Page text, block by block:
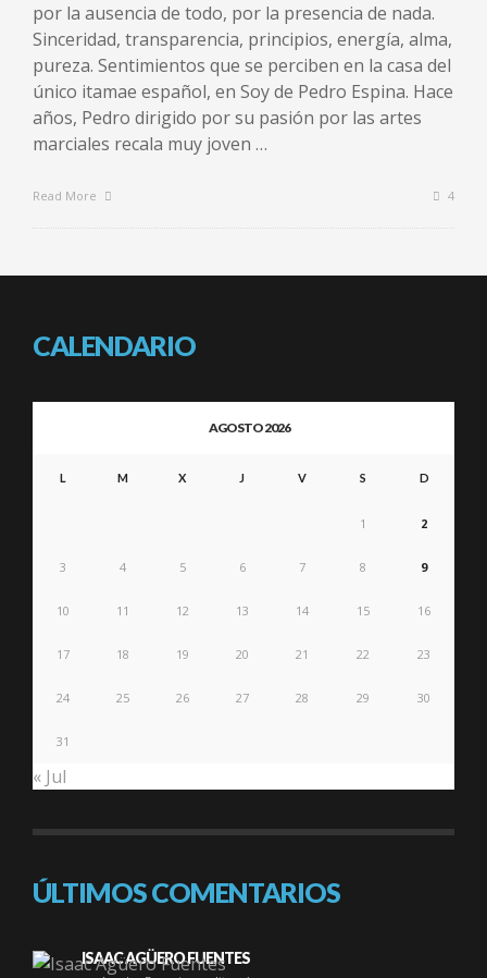
por la ausencia de todo, por la presencia de nada.
Sinceridad, transparencia, principios, energía, alma,
pureza. Sentimientos que se perciben en la casa del
único itamae español, en Soy de Pedro Espina. Hace
años, Pedro dirigido por su pasión por las artes
marciales recala muy joven …
Read More 4
CALENDARIO
AGOSTO 2026
L M X J V S D
1 2
3 4 5 6 7 8 9
10 11 12 13 14 15 16
17 18 19 20 21 22 23
24 25 26 27 28 29 30
31
« Jul
ÚLTIMOS COMENTARIOS
ISAAC AGÜERO FUENTES